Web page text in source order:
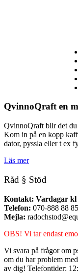
QvinnoQraft en
QvinnoQraft blir det du
Kom in på en kopp
dator, pyssla eller t ex
Läs mer
Råd § Stöd
Kontakt: Vardagar kl
Telefon: 070-888 88 85
Mejla:
OBS! Vi tar endast
Vi svara på frågor om
om du har problem
av dig! Telefontider: